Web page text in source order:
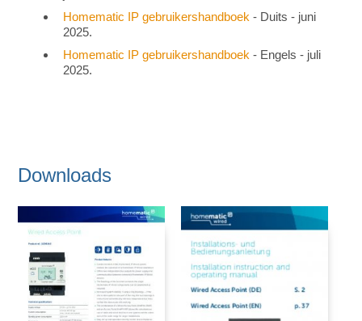
Homematic IP gebruikershandboek - Duits - juni
2025.
Homematic IP gebruikershandboek - Engels - juli
2025.
Downloads